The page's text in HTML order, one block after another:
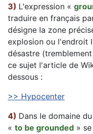
3) L'expression «
traduire en français
désigne la zone
explosion ou l'endroit
désastre
ce sujet l'article de
dessous :
>> Hypocenter
4) Dans le domaine
« to be grounded »